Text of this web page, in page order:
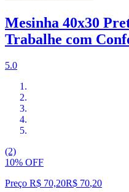
Mesinha 40x30
Trabalhe com
5.0
(2)
10% OFF
Preço R$ 70,20R$ 70,20